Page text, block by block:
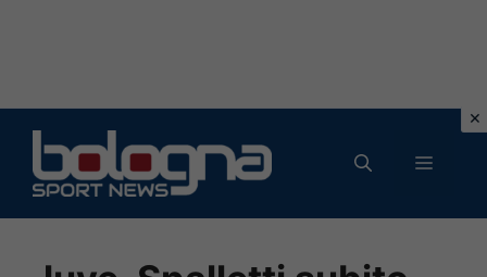
contenuto
MENU